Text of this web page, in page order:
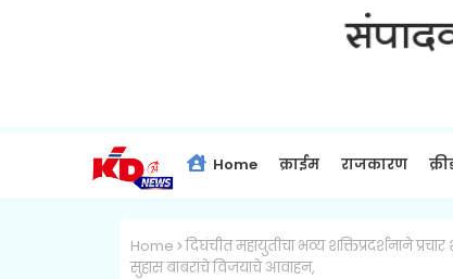
Home क्राईम राजकारण
Home
दिघंचीत महायुतीचा भव्य शक्तिप्रदर्शनाने
सुहास बाबरांचे विजयाचे आवाहन,